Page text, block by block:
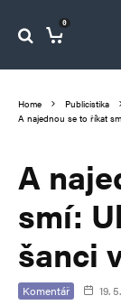
0
Home Publicistika
A najednou se to říkat
A
smí:
šanci
Komentář 19.